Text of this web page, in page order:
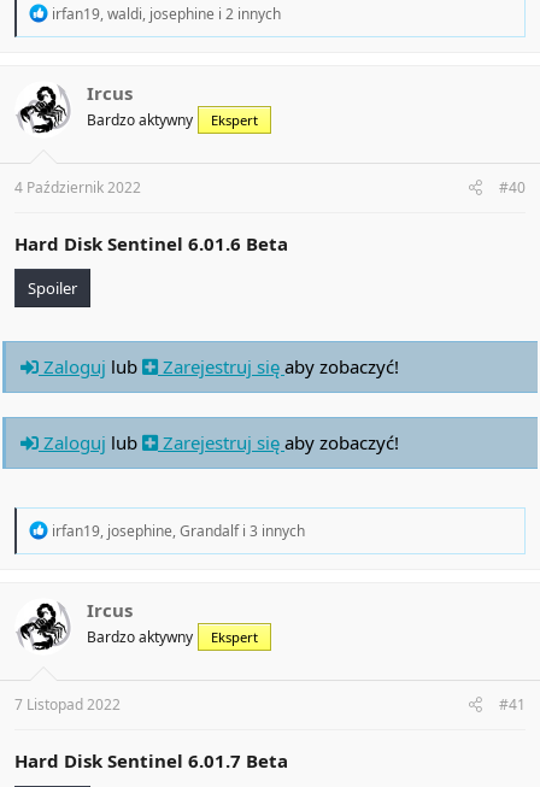
R
t
i
o
s
:
irfan19,waldi, josephine i 2 innych
Ircus
Bardzo aktywny Ekspert
4 Październik 2022 #40
Hard Disk Sentinel 6.01.6 Beta
Spoiler
Zaloguj lub Zarejestruj się aby zobaczyć!
Zaloguj lub Zarejestruj się aby zobaczyć!
R
t
i
o
s
:
irfan19, josephine,Grandalfi 3 innych
Ircus
Bardzo aktywny Ekspert
7 Listopad 2022 #41
Hard Disk Sentinel 6.01.7 Beta